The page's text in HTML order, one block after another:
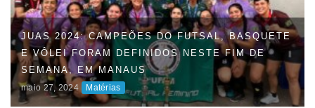
JUAS 2024: CAMPEÕES DO FUTSAL, BASQUETE
E VÔLEI FORAM DEFINIDOS NESTE FIM DE
SEMANA, EM MANAUS
maio 27, 2024 Matérias